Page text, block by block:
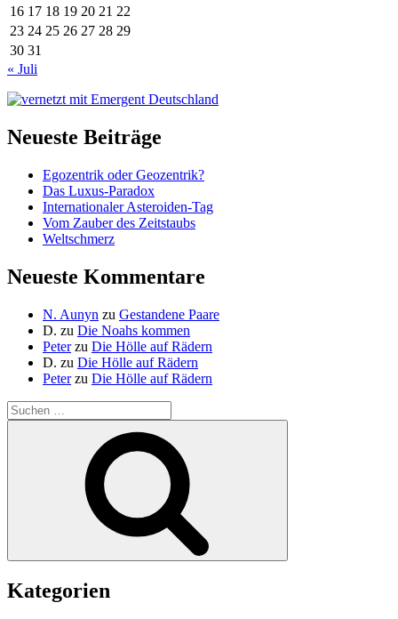
16 17 18 19 20 21 22
23 24 25 26 27 28 29
30 31
« Juli
Neueste Beiträge
Egozentrik oder Geozentrik?
Das Luxus-Paradox
Internationaler Asteroiden-Tag
Vom Zauber des Zeitstaubs
Weltschmerz
Neueste Kommentare
N. Aunyn zu Gestandene Paare
D. zu Die Noahs kommen
Peterzu Die Hölle auf Rädern
D. zu Die Hölle auf Rädern
Peterzu Die Hölle auf Rädern
Suche
nach:
Kategorien